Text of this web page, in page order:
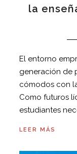
la
El entorno
generación de
cómodos con
Como futuros
estudiantes
LEER MÁS